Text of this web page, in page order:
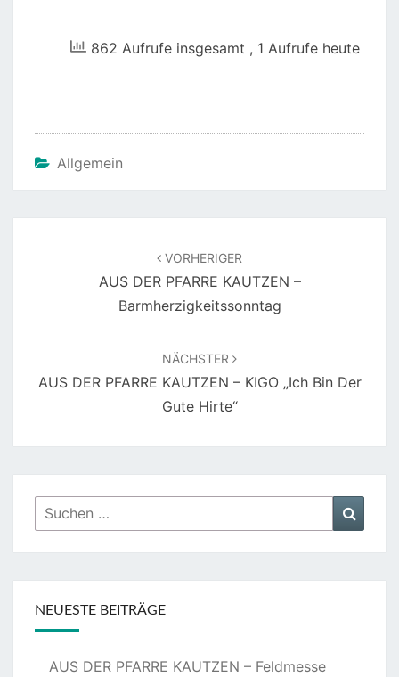
862 Aufrufe insgesamt , 1 Aufrufe heute
Allgemein
VORHERIGER
AUS DER PFARRE KAUTZEN –
Barmherzigkeitssonntag
NÄCHSTER
AUS DER PFARRE KAUTZEN – KIGO „Ich Bin Der
Gute Hirte“
Suchen
nach:
NEUESTE BEITRÄGE
AUS DER PFARRE KAUTZEN – Feldmesse